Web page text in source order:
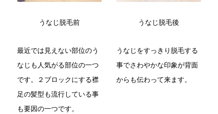
うなじ脱毛前
最近では見えない部位のう
なじも人気がる部位の一つ
です。２ブロックにする襟
足の髪型も流行している事
も要因の一つです。
うなじ脱毛後
うなじをすっきり脱毛する
事でさわやかな印象が背面
からも伝わって来ます。